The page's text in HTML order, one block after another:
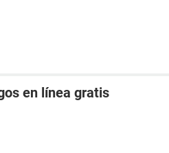
en línea gratis